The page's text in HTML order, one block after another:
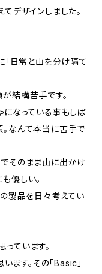
デザインしました。
日常と山を分け隔て
結構苦手です。
になっている事もしば
なんて本当に苦手で
そのまま山に出かけ
優しい。
製品を日々考えてい
ています。
ます。その「Basic」